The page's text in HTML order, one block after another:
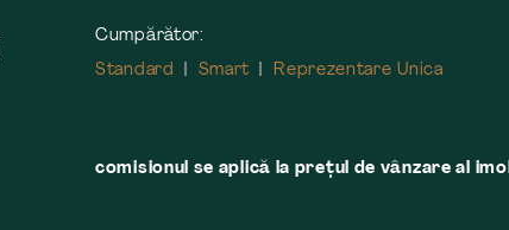
Cumpărător:
Standard
Smart Reprezentare Unica
comisionul se aplică la preţul de vânzare al